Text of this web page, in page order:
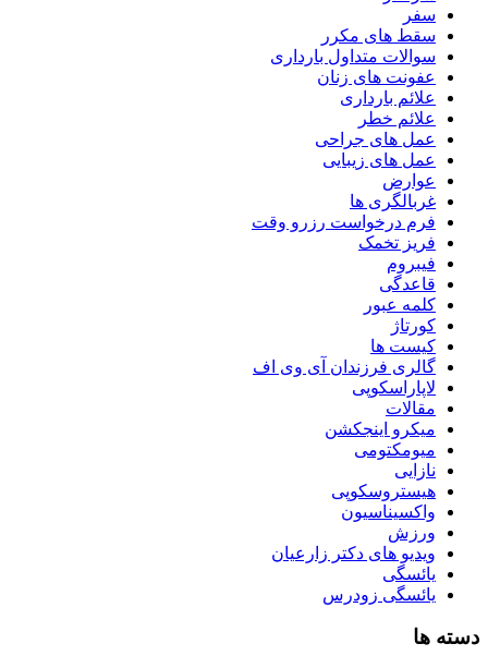
سفر
سقط های مکرر
سوالات متداول بارداری
عفونت های زنان
علائم بارداری
علائم خطر
عمل های جراحی
عمل های زیبایی
عوارض
غربالگری ها
فرم درخواست رزرو وقت
فریز تخمک
فیبروم
قاعدگی
کلمه عبور
کورتاژ
کیست ها
گالری فرزندان آی وی اف
لاپاراسکوپی
مقالات
میکرو اینجکشن
میومکتومی
نازایی
هیستروسکوپی
واکسیناسیون
ورزش
ویدیو های دکتر زارعیان
یائسگی
یائسگی زودرس
دسته ها